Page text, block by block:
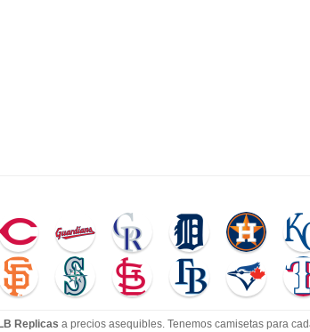
Replicas a precios asequibles. Tenemos camisetas para